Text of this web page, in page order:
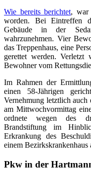
Wie bereits berichtet, war
worden. Bei Eintreffen
Gebäude in der
wahrzunehmen. Vier
das Treppenhaus, eine
gerettet werden. Verletzt
Bewohner vom
Im Rahmen der
einen 58-Jährigen
Vernehmung letztlich
am Mittwochvormittag
ordnete wegen des
Brandstiftung im
Erkrankung des
einem Bezirkskrankenhaus
Pkw in der